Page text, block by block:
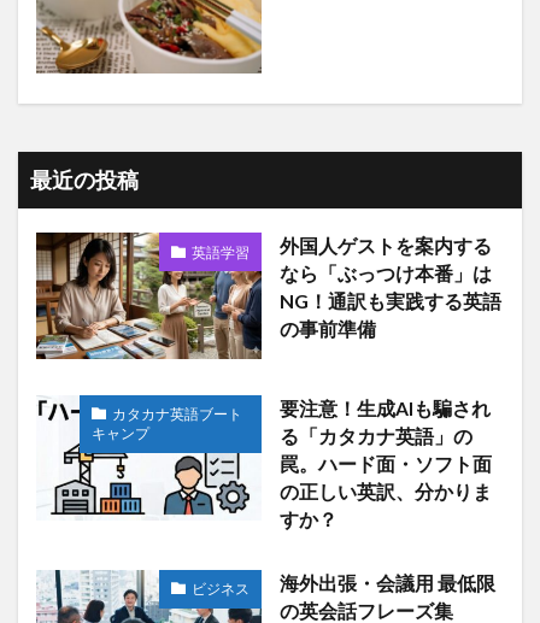
最近の投稿
英語学習
外国人ゲストを案内する
なら「ぶっつけ本番」は
NG！通訳も実践する英語
の事前準備
カタカナ英語ブート
キャンプ
要注意！生成AIも騙され
る「カタカナ英語」の
罠。ハード面・ソフト面
の正しい英訳、分かりま
すか？
ビジネス
海外出張・会議用 最低限
の英会話フレーズ集